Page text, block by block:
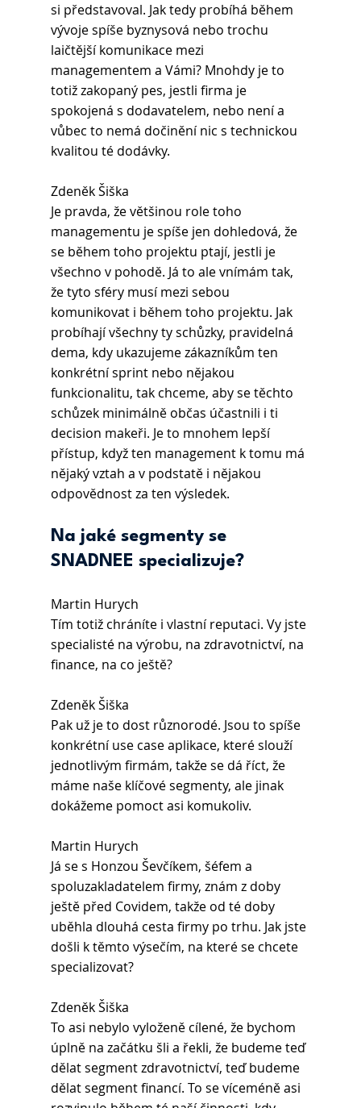
si představoval. Jak tedy probíhá během
vývoje spíše byznysová nebo trochu
laičtější komunikace mezi
managementem a Vámi? Mnohdy je to
totiž zakopaný pes, jestli firma je
spokojená s dodavatelem, nebo není a
vůbec to nemá dočinění nic s technickou
kvalitou té dodávky.
Zdeněk Šiška
Je pravda, že většinou role toho
managementu je spíše jen dohledová, že
se během toho projektu ptají, jestli je
všechno v pohodě. Já to ale vnímám tak,
že tyto sféry musí mezi sebou
komunikovat i během toho projektu. Jak
probíhají všechny ty schůzky, pravidelná
dema, kdy ukazujeme zákazníkům ten
konkrétní sprint nebo nějakou
funkcionalitu, tak chceme, aby se těchto
schůzek minimálně občas účastnili i ti
decision makeři. Je to mnohem lepší
přístup, když ten management k tomu má
nějaký vztah a v podstatě i nějakou
odpovědnost za ten výsledek.
Na jaké segmenty se
SNADNEE specializuje?
Martin Hurych
Tím totiž chráníte i vlastní reputaci. Vy jste
specialisté na výrobu, na zdravotnictví, na
finance, na co ještě?
Zdeněk Šiška
Pak už je to dost různorodé. Jsou to spíše
konkrétní use case aplikace, které slouží
jednotlivým firmám, takže se dá říct, že
máme naše klíčové segmenty, ale jinak
dokážeme pomoct asi komukoliv.
Martin Hurych
Já se s Honzou Ševčíkem, šéfem a
spoluzakladatelem firmy, znám z doby
ještě před Covidem, takže od té doby
uběhla dlouhá cesta firmy po trhu. Jak jste
došli k těmto výsečím, na které se chcete
specializovat?
Zdeněk Šiška
To asi nebylo vyloženě cílené, že bychom
úplně na začátku šli a řekli, že budeme teď
dělat segment zdravotnictví, teď budeme
dělat segment financí. To se víceméně asi